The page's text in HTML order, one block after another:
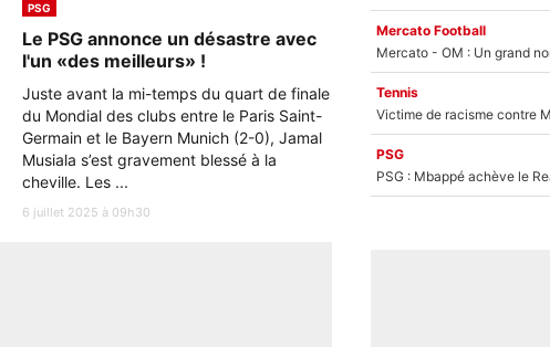
PSG
Le PSG annonce un désastre avec
l'un «des meilleurs» !
Juste avant la mi-temps du quart de finale
du Mondial des clubs entre le Paris Saint-
Germain et le Bayern Munich (2-0), Jamal
Musiala s’est gravement blessé à la
cheville. Les ...
6 juillet 2025 à 09h30
Mercato Football
Tennis
PSG
PSG : Mbappé achève le